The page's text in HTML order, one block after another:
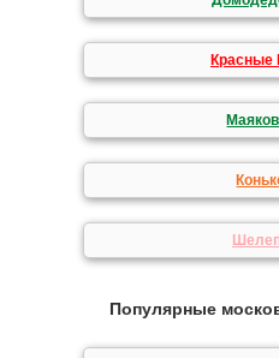
Красные
Популярные